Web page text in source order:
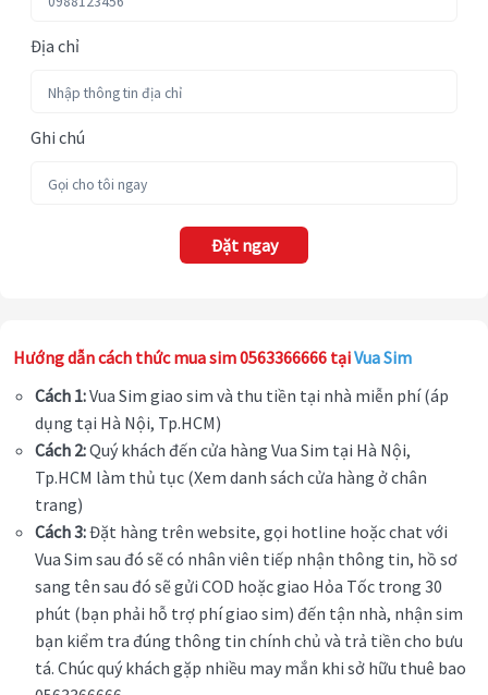
Địa chỉ
Ghi chú
Đặt ngay
Hướng dẫn cách thức mua sim 0563366666 tạiVua Sim
Cách 1:Vua Sim giao sim và thu tiền tại nhà miễn phí (áp
dụng tại Hà Nội, Tp.HCM)
Cách 2:Quý khách đến cửa hàng Vua Sim tại Hà Nội,
Tp.HCM làm thủ tục (Xem danh sách cửa hàng ở chân
trang)
Cách 3:Đặt hàng trên website, gọi hotline hoặc chat với
Vua Sim sau đó sẽ có nhân viên tiếp nhận thông tin, hồ sơ
sang tên sau đó sẽ gửi COD hoặc giao Hỏa Tốc trong 30
phút (bạn phải hỗ trợ phí giao sim) đến tận nhà, nhận sim
bạn kiểm tra đúng thông tin chính chủ và trả tiền cho bưu
tá. Chúc quý khách gặp nhiều may mắn khi sở hữu thuê bao